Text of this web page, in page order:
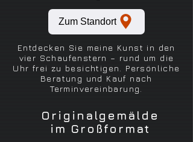
Zum Standort
Entdecken Sie meine Kunst in den
vier Schaufenstern – rund um die
Uhr frei zu besichtigen. Persönliche
Beratung und Kauf nach
Terminvereinbarung.
Originalgemälde
im Großformat